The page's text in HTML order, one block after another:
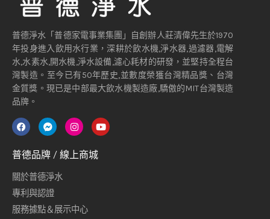
普德淨水「普德家電事業集團」自創辦人莊清偉先生於1970
年投身進入飲用水行業，深耕於飲水機,淨水器,過濾器,電解
水,水素水,開水機,淨水設備,濾心耗材的研發，並堅持全程台
灣製造。至今已有50年歷史,並數度榮獲台灣精品獎、台灣
金質獎。現已是中部最大飲水機製造廠,驕傲的MIT台灣製造
品牌。
普德品牌 / 線上商城
關於普德淨水
專利與認證
服務據點＆展示中心